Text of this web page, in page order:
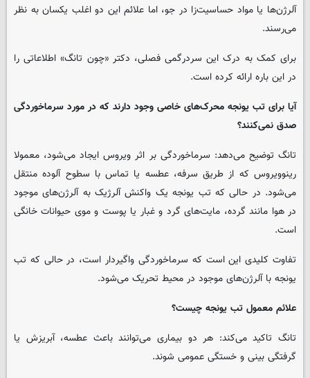
آلرژن‌ها یا مواد حساسیت‌زا در جو، اما علائم این دو اغلب یکسان به نظر
می‌رسند.
برای کمک به درک این سردرگمی فصلی، دکتر «چون تانگ» اطلاعاتی را
در این باره ارائه کرده است.
آیا برای تب یونجه محرک‌های خاصی وجود دارند که در مورد سرماخوردگی
صدق نمی‌کنند؟
تانگ توضیح می‌دهد: سرماخوردگی بر اثر ویروس ایجاد می‌شود، معمولا
رینوویروس که از طریق سرفه، عطسه یا تماس با سطوح آلوده منتقل
می‌شود. در حالی که تب یونجه یک واکنش آلرژیک به آلرژن‌های موجود
در هوا مانند گرده، مایت‌های گرد و غبار یا پوست و موی حیوانات خانگی
است.
تفاوت کلیدی این است که سرماخوردگی واگیردار است، در حالی که تب
یونجه با آلرژن‌های موجود در محیط تحریک می‌شود.
علائم معمول تب یونجه چیست؟
تانگ تاکید می‌کند: هر دو بیماری می‌توانند باعث عطسه، آبریزش یا
گرفتگی بینی و خستگی عمومی شوند.